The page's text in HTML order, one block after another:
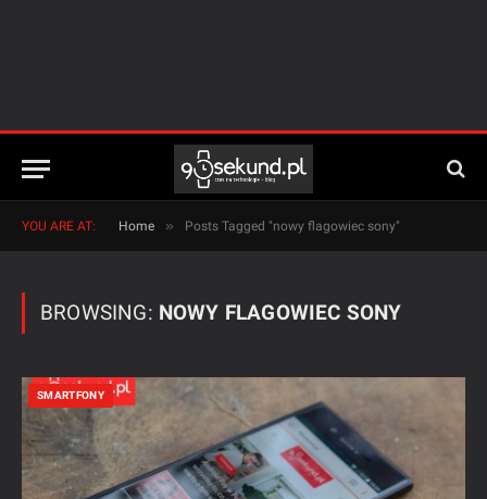
YOU ARE AT: Home » Posts Tagged "nowy flagowiec sony"
BROWSING: NOWY FLAGOWIEC SONY
SMARTFONY